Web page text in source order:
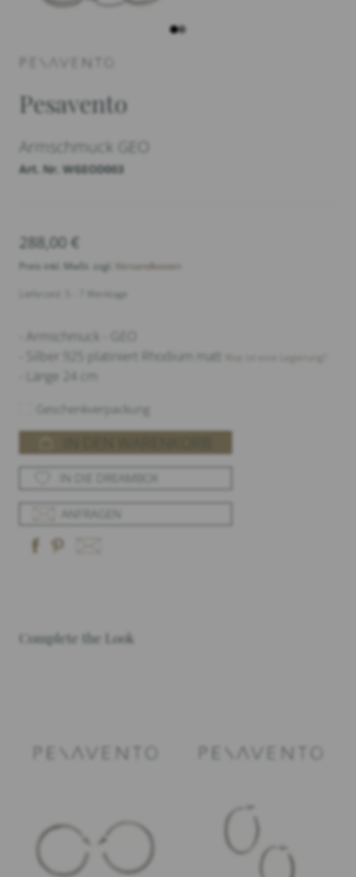
Pesavento
Armschmuck GEO
Art. Nr. WGEOD003
288,00€
Preis inkl. MwSt. zzgl. Versandkosten
Lieferzeit: 5 - 7 Werktage
- Armschmuck - GEO
- Silber 925 platiniert Rhodium matt
- Länge 24 cm
Geschenkverpackung
Complete the Look